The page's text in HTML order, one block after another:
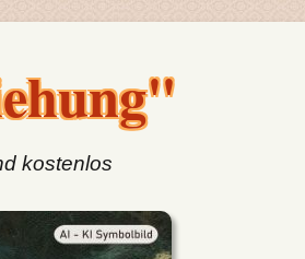
kostenlos